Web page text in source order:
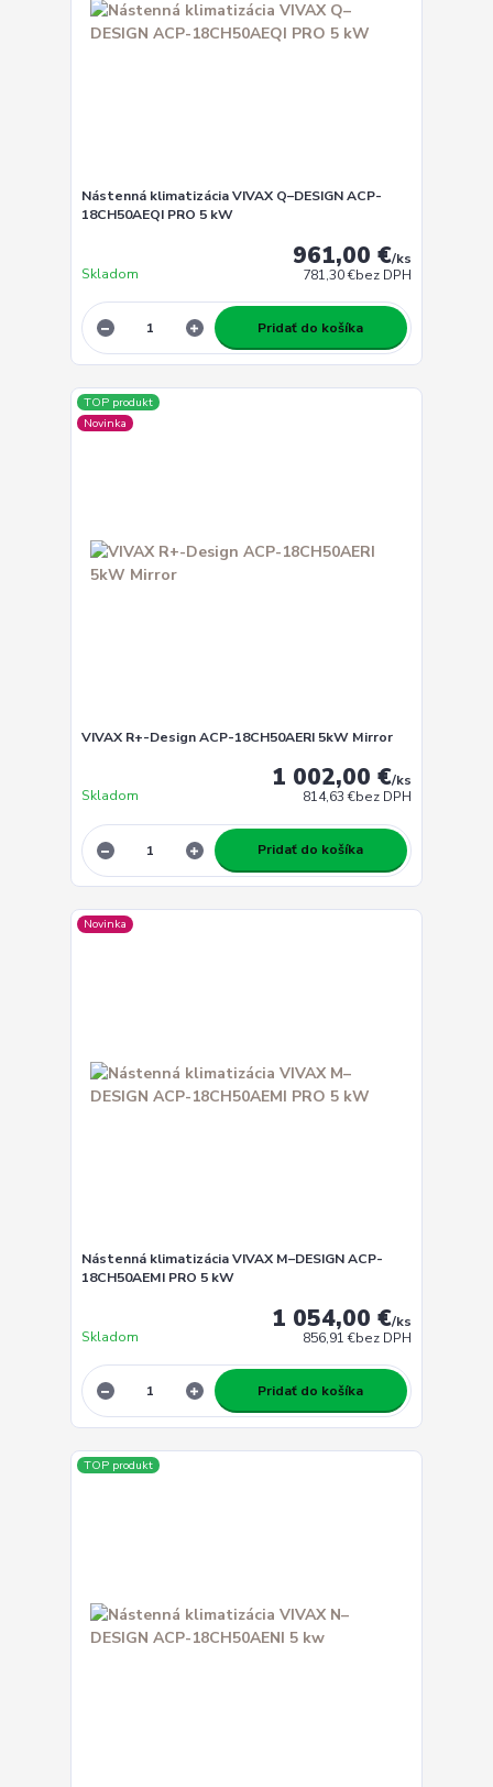
Nástenná klimatizácia VIVAX Q–DESIGN ACP-
18CH50AEQI PRO 5 kW
961,00 €/ks
781,30 €bez DPH
Skladom
Pridať do košíka
TOP produkt
Novinka
VIVAX R+-Design ACP-18CH50AERI 5kW Mirror
1 002,00 €/ks
814,63 €bez DPH
Skladom
Pridať do košíka
Novinka
Nástenná klimatizácia VIVAX M–DESIGN ACP-
18CH50AEMI PRO 5 kW
1 054,00 €/ks
856,91 €bez DPH
Skladom
Pridať do košíka
TOP produkt